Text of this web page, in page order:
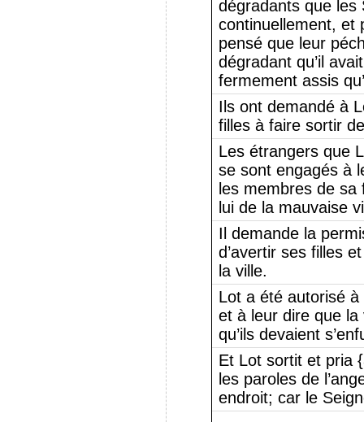
dégradants que les
continuellement, et
pensé que leur
dégradant qu’il
fermement assis
Ils ont demandé à
filles à faire sortir
Les étrangers que
se sont engagés à
les membres de sa
lui de la mauvaise
Il demande la
d’avertir ses filles
la ville.
Lot a été autorisé
et à leur dire que
qu’ils devaient
Et Lot sortit et pria
les paroles de
endroit; car le